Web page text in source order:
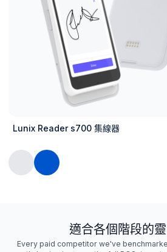
Lunix Reader s700 集線器
適合各個階段的
Every paid competitor we've